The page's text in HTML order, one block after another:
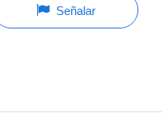
Señalar